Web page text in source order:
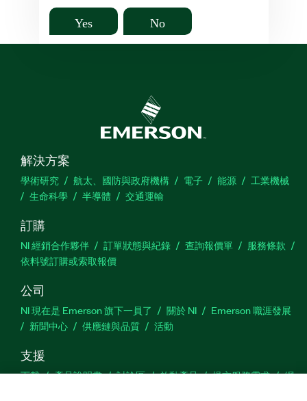
Yes No
解決方案
學術研究 航太、國防與政府機構 電子 能源
工業機械
生命科學
半導體 交通運輸
訂購
NI 經銷合作夥伴 訂單狀態與紀錄 查詢報價單
服務條款
依料號訂購或索取報價
公司
NI 現在是 Emerson 旗下一員了 關於 NI
Emerson 職涯發展
新聞中心
供應鏈與品質 活動
支援
下載 產品說明書 討論區 啟動產品 提交服務需求
網